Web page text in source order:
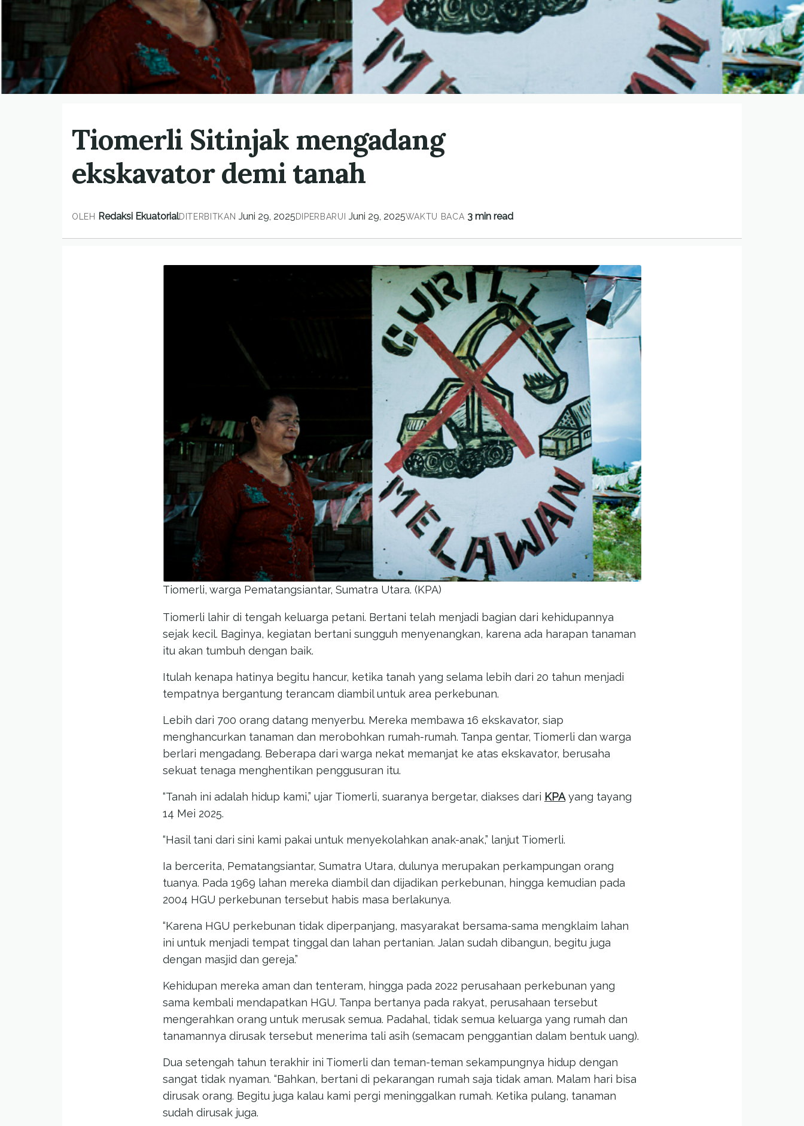
Tiomerli Sitinjak mengadang
ekskavator demi tanah
OLEH Redaksi EkuatorialDITERBITKAN Juni 29, 2025DIPERBARUI Juni 29, 2025WAKTU BACA 3 min read
Tiomerli, warga Pematangsiantar, Sumatra Utara. (KPA)
Tiomerli lahir di tengah keluarga petani. Bertani telah menjadi bagian dari kehidupannya
sejak kecil. Baginya, kegiatan bertani sungguh menyenangkan, karena ada harapan tanaman
itu akan tumbuh dengan baik.
Itulah kenapa hatinya begitu hancur, ketika tanah yang selama lebih dari 20 tahun menjadi
tempatnya bergantung terancam diambil untuk area perkebunan.
Lebih dari 700 orang datang menyerbu. Mereka membawa 16 ekskavator, siap
menghancurkan tanaman dan merobohkan rumah-rumah. Tanpa gentar, Tiomerli dan warga
berlari mengadang. Beberapa dari warga nekat memanjat ke atas ekskavator, berusaha
sekuat tenaga menghentikan penggusuran itu.
“Tanah ini adalah hidup kami,” ujar Tiomerli, suaranya bergetar, diakses dari KPAyang tayang
14 Mei 2025.
“Hasil tani dari sini kami pakai untuk menyekolahkan anak-anak,” lanjut Tiomerli.
Ia bercerita, Pematangsiantar, Sumatra Utara, dulunya merupakan perkampungan orang
tuanya. Pada 1969 lahan mereka diambil dan dijadikan perkebunan, hingga kemudian pada
2004 HGU perkebunan tersebut habis masa berlakunya.
“Karena HGU perkebunan tidak diperpanjang, masyarakat bersama-sama mengklaim lahan
ini untuk menjadi tempat tinggal dan lahan pertanian. Jalan sudah dibangun, begitu juga
dengan masjid dan gereja.”
Kehidupan mereka aman dan tenteram, hingga pada 2022 perusahaan perkebunan yang
sama kembali mendapatkan HGU. Tanpa bertanya pada rakyat, perusahaan tersebut
mengerahkan orang untuk merusak semua. Padahal, tidak semua keluarga yang rumah dan
tanamannya dirusak tersebut menerima tali asih (semacam penggantian dalam bentuk uang).
Dua setengah tahun terakhir ini Tiomerli dan teman-teman sekampungnya hidup dengan
sangat tidak nyaman. “Bahkan, bertani di pekarangan rumah saja tidak aman. Malam hari bisa
dirusak orang. Begitu juga kalau kami pergi meninggalkan rumah. Ketika pulang, tanaman
sudah dirusak juga.